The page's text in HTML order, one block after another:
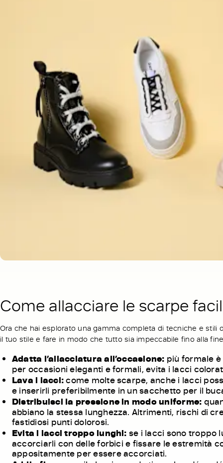
Come allacciare le scarpe
Ora che hai esplorato una gamma completa di tecniche e
il tuo stile e fare in modo che tutto sia impeccabile fino alla
Adatta l’allacciatura all’occasione: più formale
per occasioni eleganti e formali, evita i lacci
Lava i lacci:come molte scarpe, anche i lacci
e inserirli preferibilmente in un sacchetto per il
Distribuisci la pressione in modo uniforme:
abbiano la stessa lunghezza. Altrimenti, rischi di
fastidiosi punti dolorosi.
Evita i lacci troppo lunghi: se i lacci sono troppo
accorciarli con delle forbici e fissare le estremità
appositamente per essere accorciati.